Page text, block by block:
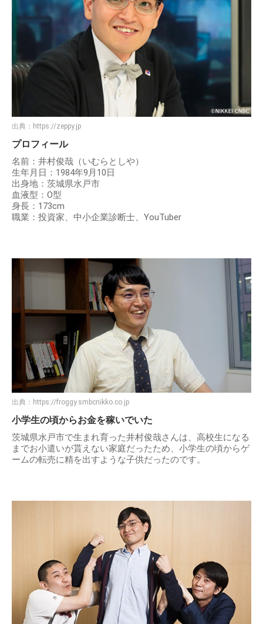
出典： https://zeppy.jp
プロフィール
名前：井村俊哉（いむらとしや）
生年月日：1984年9月10日
出身地：茨城県水戸市
血液型：O型
身長：173cm
職業：投資家、中小企業診断士、YouTuber
出典： https://froggy.smbcnikko.co.jp
小学生の頃からお金を稼いでいた
茨城県水戸市で生まれ育った井村俊哉さんは、高校生になる
までお小遣いが貰えない家庭だったため、小学生の頃からゲ
ームの転売に精を出すような子供だったのです。